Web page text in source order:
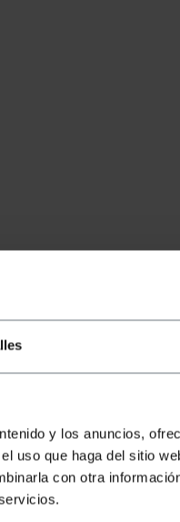
y los anuncios,
uso que haga del sitio
con otra